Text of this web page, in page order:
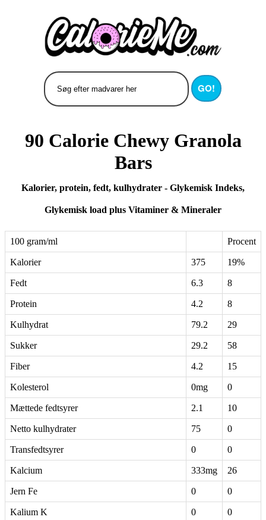
GO!
90 Calorie Chewy Granola
Bars
Kalorier, protein, fedt, kulhydrater - Glykemisk Indeks,
Glykemisk load plus Vitaminer & Mineraler
100 gram/ml Procent
Kalorier 375 19%
Fedt 6.3 8
Protein 4.2 8
Kulhydrat 79.2 29
Sukker 29.2 58
Fiber 4.2 15
Kolesterol 0mg 0
Mættede fedtsyrer 2.1 10
Netto kulhydrater 75 0
Transfedtsyrer 0 0
Kalcium 333mg 26
Jern Fe 0 0
Kalium K 0 0